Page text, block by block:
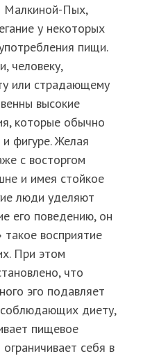
Малкиной-Пых,
у некоторых
пищи.
человеку,
или страдающему
высокие
которые обычно
и фигуре. Желая
с восторгом
и имея стойкое
люди уделяют
его поведению, он
такое восприятие
При этом
что
эго подавляет
диету,
пищевое
себя в